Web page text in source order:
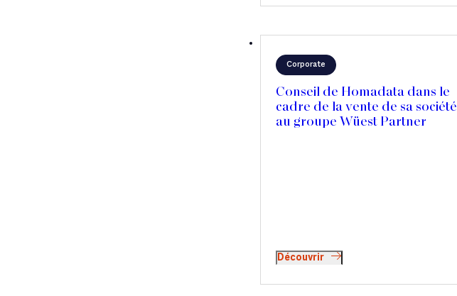
Corporate
Conseil de Homadata dans le
cadre de la vente de sa société
au groupe Wüest Partner
Découvrir